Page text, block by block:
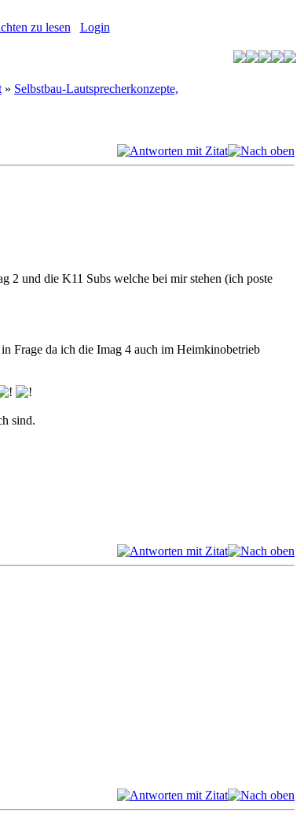
zu lesen Login
» Selbstbau-Lautsprecherkonzepte,
und die K11 Subs welche bei mir stehen (ich poste
Frage da ich die Imag 4 auch im Heimkinobetrieb
sind.